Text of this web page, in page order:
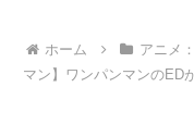
ホーム アニメ
マン】ワンパンマンのED